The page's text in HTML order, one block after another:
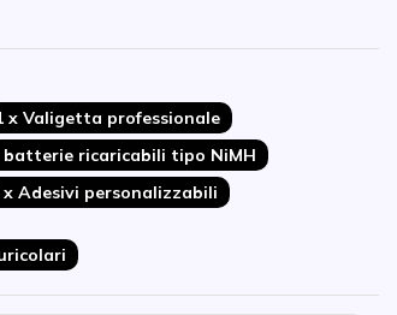
mani libere)
con le mani
x Valigetta professionale
batterie ricaricabili tipo NiMH
x Adesivi personalizzabili